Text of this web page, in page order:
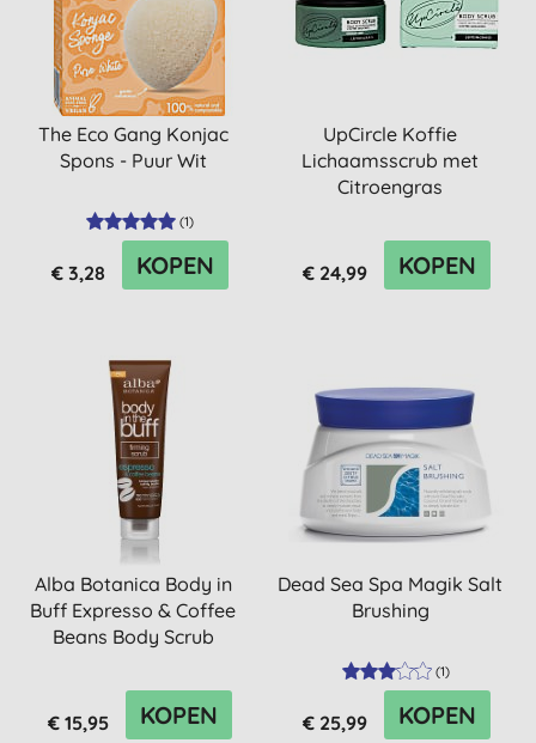
The Eco Gang Konjac
Spons - Puur Wit
(1)
€ 3,28 KOPEN
UpCircle Koffie
Lichaamsscrub met
Citroengras
€ 24,99 KOPEN
Alba Botanica Body in
Buff Expresso & Coffee
Beans Body Scrub
€ 15,95 KOPEN
Dead Sea Spa Magik Salt
Brushing
(1)
€ 25,99 KOPEN